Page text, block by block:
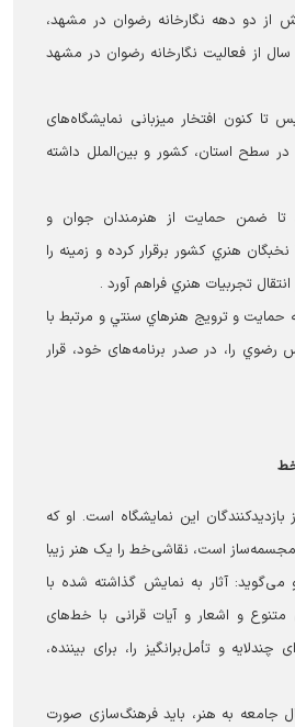
از دو دهه نگارخانه رضوان در مشهد،
تصریح می‌کند: حدود ۲۲ سال از فعالیت نگارخانه رضوان در مشهد
تا کنون افتخار میزبانی نمایشگاه‌های
سطح استان، کشور و بین‌الملل داشته
تا ضمن حمايت از هنرمندان جوان و
هنري كشور برقرار کرده و زمينه را
تجربيات هنري فراهم آورد .
حمايت و ترويج هنرهاي سنتي و مرتبط با
را، در صدر برنامه‌های خود، قرار
این نمایشگاه است. او که
است، نقاشی‌خط را یک هنر زیبا
می‌گوید: آثار به نمایش گذاشته شده با
متنوع و اشعار و آیات قرانی با خط‌های
و تأمل‌برانگیز را، برای بیننده،
جامعه به هنر، باید فرهنگ‌سازی صورت